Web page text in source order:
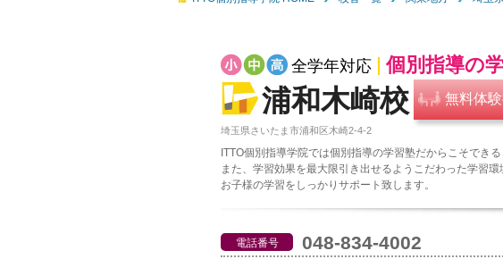
全学年対応 個別指導の
浦和木崎校 無料体
埼玉県さいたま市浦和区木崎2-4-2
ITTO個別指導学院では個別指導の学習塾だからこそでき
また、学習効果を最大限引き出せるようこだわった学習
お子様の学習をしっかりサポート致します。
電話番号 048-834-4002